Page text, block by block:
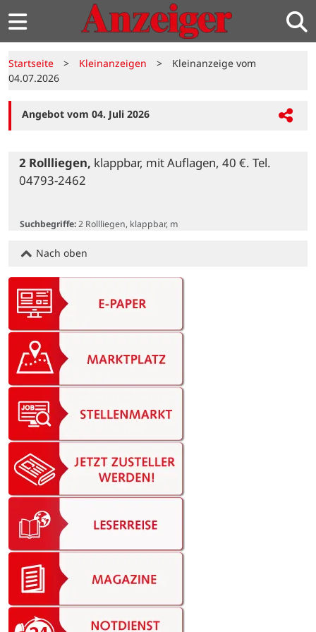
Startseite > Kleinanzeigen >
Kleinanzeige vom
04.07.2026
Angebot vom 04. Juli 2026
2 Rollliegen, klappbar, mit Auflagen, 40 €. Tel.
04793-2462
Suchbegriffe:2 Rollliegen, klappbar, m
Nach oben